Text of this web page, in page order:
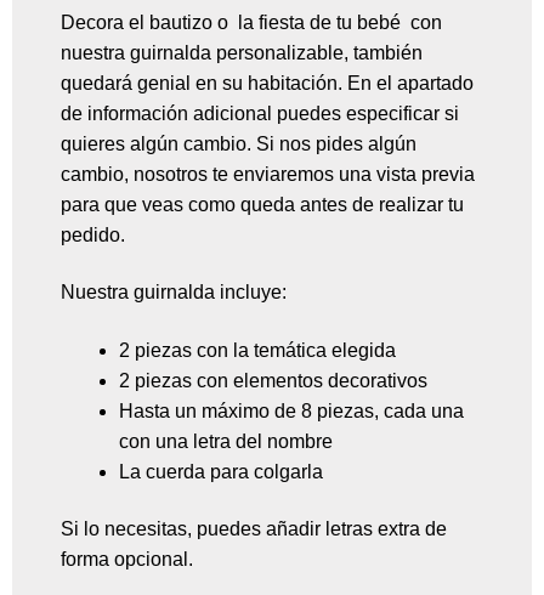
Decora el bautizo o la fiesta de tu bebé con
nuestra guirnalda personalizable, también
quedará genial en su habitación. En el apartado
de información adicional puedes especificar si
quieres algún cambio. Si nos pides algún
cambio, nosotros te enviaremos una vista previa
para que veas como queda antes de realizar tu
pedido.
Nuestra guirnalda incluye:
2 piezas con la temática elegida
2 piezas con elementos decorativos
Hasta un máximo de 8 piezas, cada una
con una letra del nombre
La cuerda para colgarla
Si lo necesitas, puedes añadir letras extra de
forma opcional.